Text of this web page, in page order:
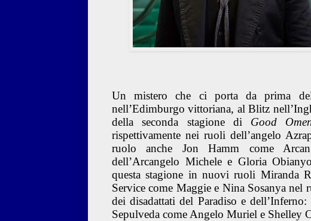
Un mistero che ci porta da prima
nell’Edimburgo vittoriana, al Blitz
della seconda stagione di Good
rispettivamente nei ruoli dell’angelo
ruolo anche Jon Hamm come
dell’Arcangelo Michele e Gloria
questa stagione in nuovi ruoli Miranda
Service come Maggie e Nina Sosanya
dei disadattati del Paradiso e
Sepulveda come Angelo Muriel e Shelley